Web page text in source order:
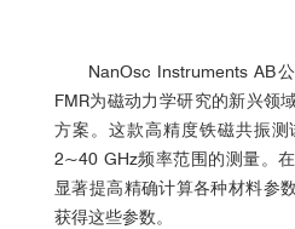
NanOsc Instruments AB
FMR为磁动力学研究的新兴领
方案。这款高精度铁磁共振测
2~40 GHz频率范围的测量。
显著提高精确计算各种材料参
获得这些参数。